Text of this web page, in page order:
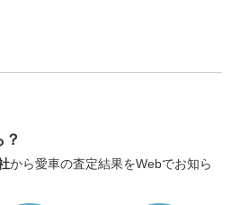
から愛車の査定結果をWebでお知ら